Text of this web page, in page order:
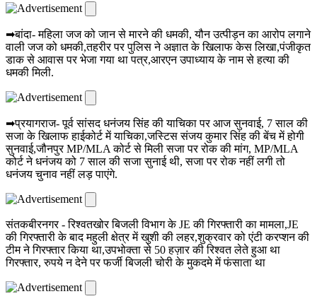
➡बांदा- महिला जज को जान से मारने की धमकी, यौन उत्पीड़न का आरोप लगाने
वाली जज को धमकी,तहरीर पर पुलिस ने अज्ञात के खिलाफ केस लिखा,पंजीकृत
डाक से आवास पर भेजा गया था पत्र,आरएन उपाध्याय के नाम से हत्या की
धमकी मिली.
➡प्रयागराज- पूर्व सांसद धनंजय सिंह की याचिका पर आज सुनवाई, 7 साल की
सजा के खिलाफ हाईकोर्ट में याचिका,जस्टिस संजय कुमार सिंह की बेंच में होगी
सुनवाई,जौनपुर MP/MLA कोर्ट से मिली सजा पर रोक की मांग, MP/MLA
कोर्ट ने धनंजय को 7 साल की सजा सुनाई थी, सजा पर रोक नहीं लगी तो
धनंजय चुनाव नहीं लड़ पाएंगे.
संतकबीरनगर - रिश्वतखोर बिजली विभाग के JE की गिरफ्तारी का मामला,JE
की गिरफ्तारी के बाद महुली क्षेत्र में खुशी की लहर,शुक्रवार को एंटी करप्शन की
टीम ने गिरफ्तार किया था,उपभोक्ता से 50 हज़ार की रिश्वत लेते हुआ था
गिरफ्तार, रुपये न देने पर फर्जी बिजली चोरी के मुकदमे में फंसाता था